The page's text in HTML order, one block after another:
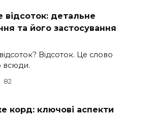
відсоток: детальне
та його застосування
Відсоток. Це слово
всюди.
82
корд: ключові аспекти